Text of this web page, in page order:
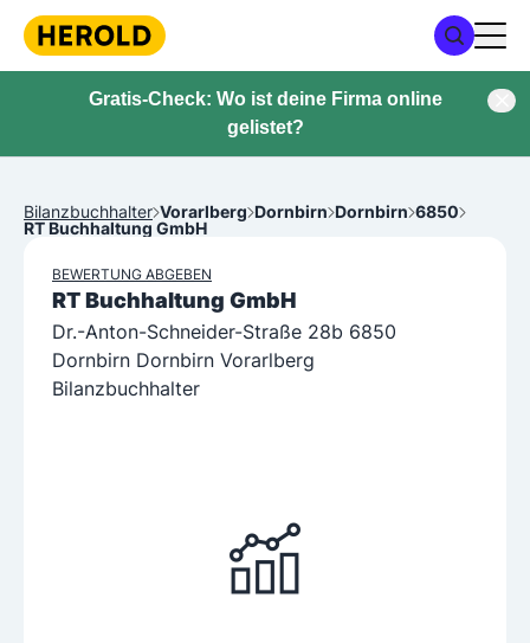
Gratis-Check: Wo ist deine Firma online
gelistet?
Bilanzbuchhalter Vorarlberg Dornbirn Dornbirn 6850
RT Buchhaltung GmbH
BEWERTUNG ABGEBEN
RT Buchhaltung GmbH
Dr.-Anton-Schneider-Straße 28b 6850
Dornbirn Dornbirn Vorarlberg
Bilanzbuchhalter